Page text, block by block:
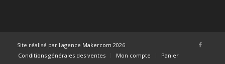
Site réalisé par l'agence Makercom 2026
Conditions générales des ventes
Mon compte Panier